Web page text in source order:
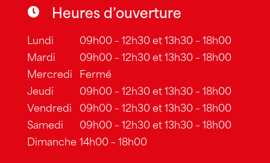
Heures d’ouverture
Lundi
09h00 – 12h30 et 13h30 – 18h00
Mardi
09h00 – 12h30 et 13h30 – 18h00
Mercredi Fermé
Jeudi
09h00 – 12h30 et 13h30 – 18h00
Vendredi 09h00 – 12h30 et 13h30 – 18h00
Samedi
09h00 – 12h30 et 13h30 – 18h00
Dimanche 14h00 – 18h00